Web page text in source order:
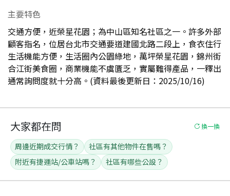
主要特色
交通方便，近榮星花園；為中山區知名社區之一。許多外部
顧客指名，位居台北市交通要道建國北路二段上，食衣住行
生活機能方便，生活圈內公園綠地，萬坪榮星花園，錦州街
合江街美食圈，商業機能不虞匱乏，實屬難得產品，一釋出
通常詢問度就十分高。(資料最後更新日：2025/10/16)
大家都在問 換一換
周邊近期成交行情？
社區有其他物件在售嗎？
附近有捷運站/公車站嗎？
社區有哪些公設？